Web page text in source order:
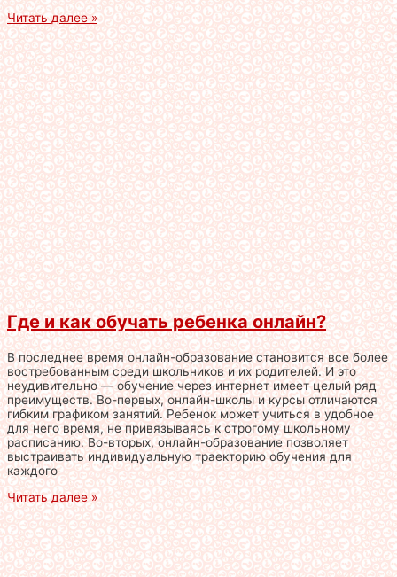
Читать далее »
Где и как обучать ребенка онлайн?
В последнее время онлайн-образование становится все более
востребованным среди школьников и их родителей. И это
неудивительно — обучение через интернет имеет целый ряд
преимуществ. Во-первых, онлайн-школы и курсы отличаются
гибким графиком занятий. Ребенок может учиться в удобное
для него время, не привязываясь к строгому школьному
расписанию. Во-вторых, онлайн-образование позволяет
выстраивать индивидуальную траекторию обучения для
каждого
Читать далее »